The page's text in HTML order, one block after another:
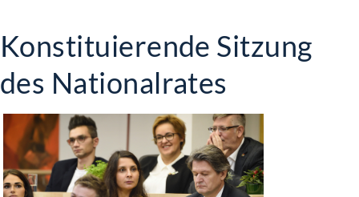
Konstituierende Sitzung
des Nationalrates